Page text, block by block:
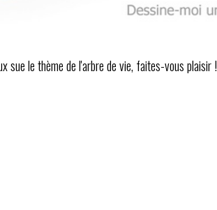
sue le thème de l'arbre de vie, faites-vous plaisir !